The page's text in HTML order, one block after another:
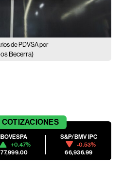
de PDVSA por
Becerra)
COTIZACIONES
+0.47%
S&P/BMV IPC
-0.53%
66,936.99